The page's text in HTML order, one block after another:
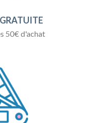
50€ d'achat